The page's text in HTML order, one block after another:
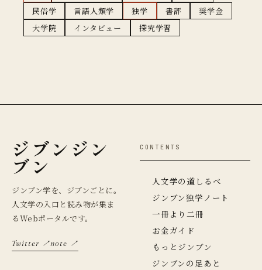
民俗学
言語人類学 独学 書評
奨学金
大学院
インタビュー 探究学習
ジブンジン
ブン
ジンブン学を、ジブンごとに。
人文学の入口と読み物が集ま
るWebポータルです。
Twitter ↗note ↗
CONTENTS
人文学の道しるべ
ジンブン独学ノート
一冊より二冊
お金ガイド
もっとジンブン
ジンブンの足あと